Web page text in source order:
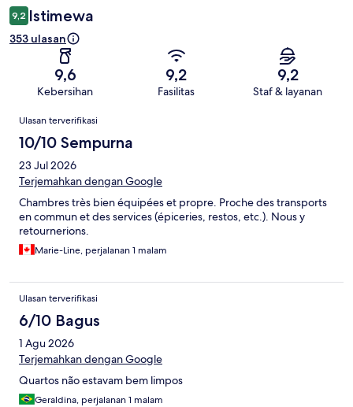
9,2 Istimewa
353 ulasan
9,6
Kebersihan
9,2
Fasilitas
9,2
Staf & layanan
Ulasan
Ulasan terverifikasi
10/10 Sempurna
23 Jul 2026
Terjemahkan dengan Google
Chambres très bien équipées et propre. Proche des transports
en commun et des services (épiceries, restos, etc.). Nous y
retournerions.
Marie-Line, perjalanan 1 malam
Ulasan terverifikasi
6/10 Bagus
1 Agu 2026
Terjemahkan dengan Google
Quartos não estavam bem limpos
Geraldina, perjalanan 1 malam